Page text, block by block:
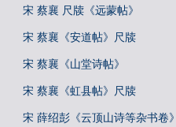
宋 蔡襄 尺牍《远蒙帖》
宋 蔡襄《安道帖》尺牍
宋 蔡襄《山堂诗帖》
宋 蔡襄《虹县帖》尺牍
宋 薛绍彭《云顶山诗等杂书卷》